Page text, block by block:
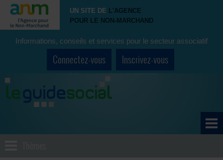
UN SITE DE L'AGENCE
POUR LE NON-MARCHAND
Informations, conseils et services pour le secteur associatif
Connectez-vous Inscrivez-vous